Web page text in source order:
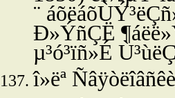
¨
Ð»ÝñÇË
µ³ó³ïñ»É
î»ëª